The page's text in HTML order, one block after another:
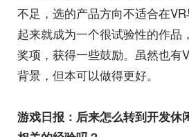
不足，选的产品方向不适合在
起来就成为一个很试验性的作品
奖项，获得一些鼓励。虽然也有
背景，但本可以做得更好。
游戏日报：后来怎么转到开发休